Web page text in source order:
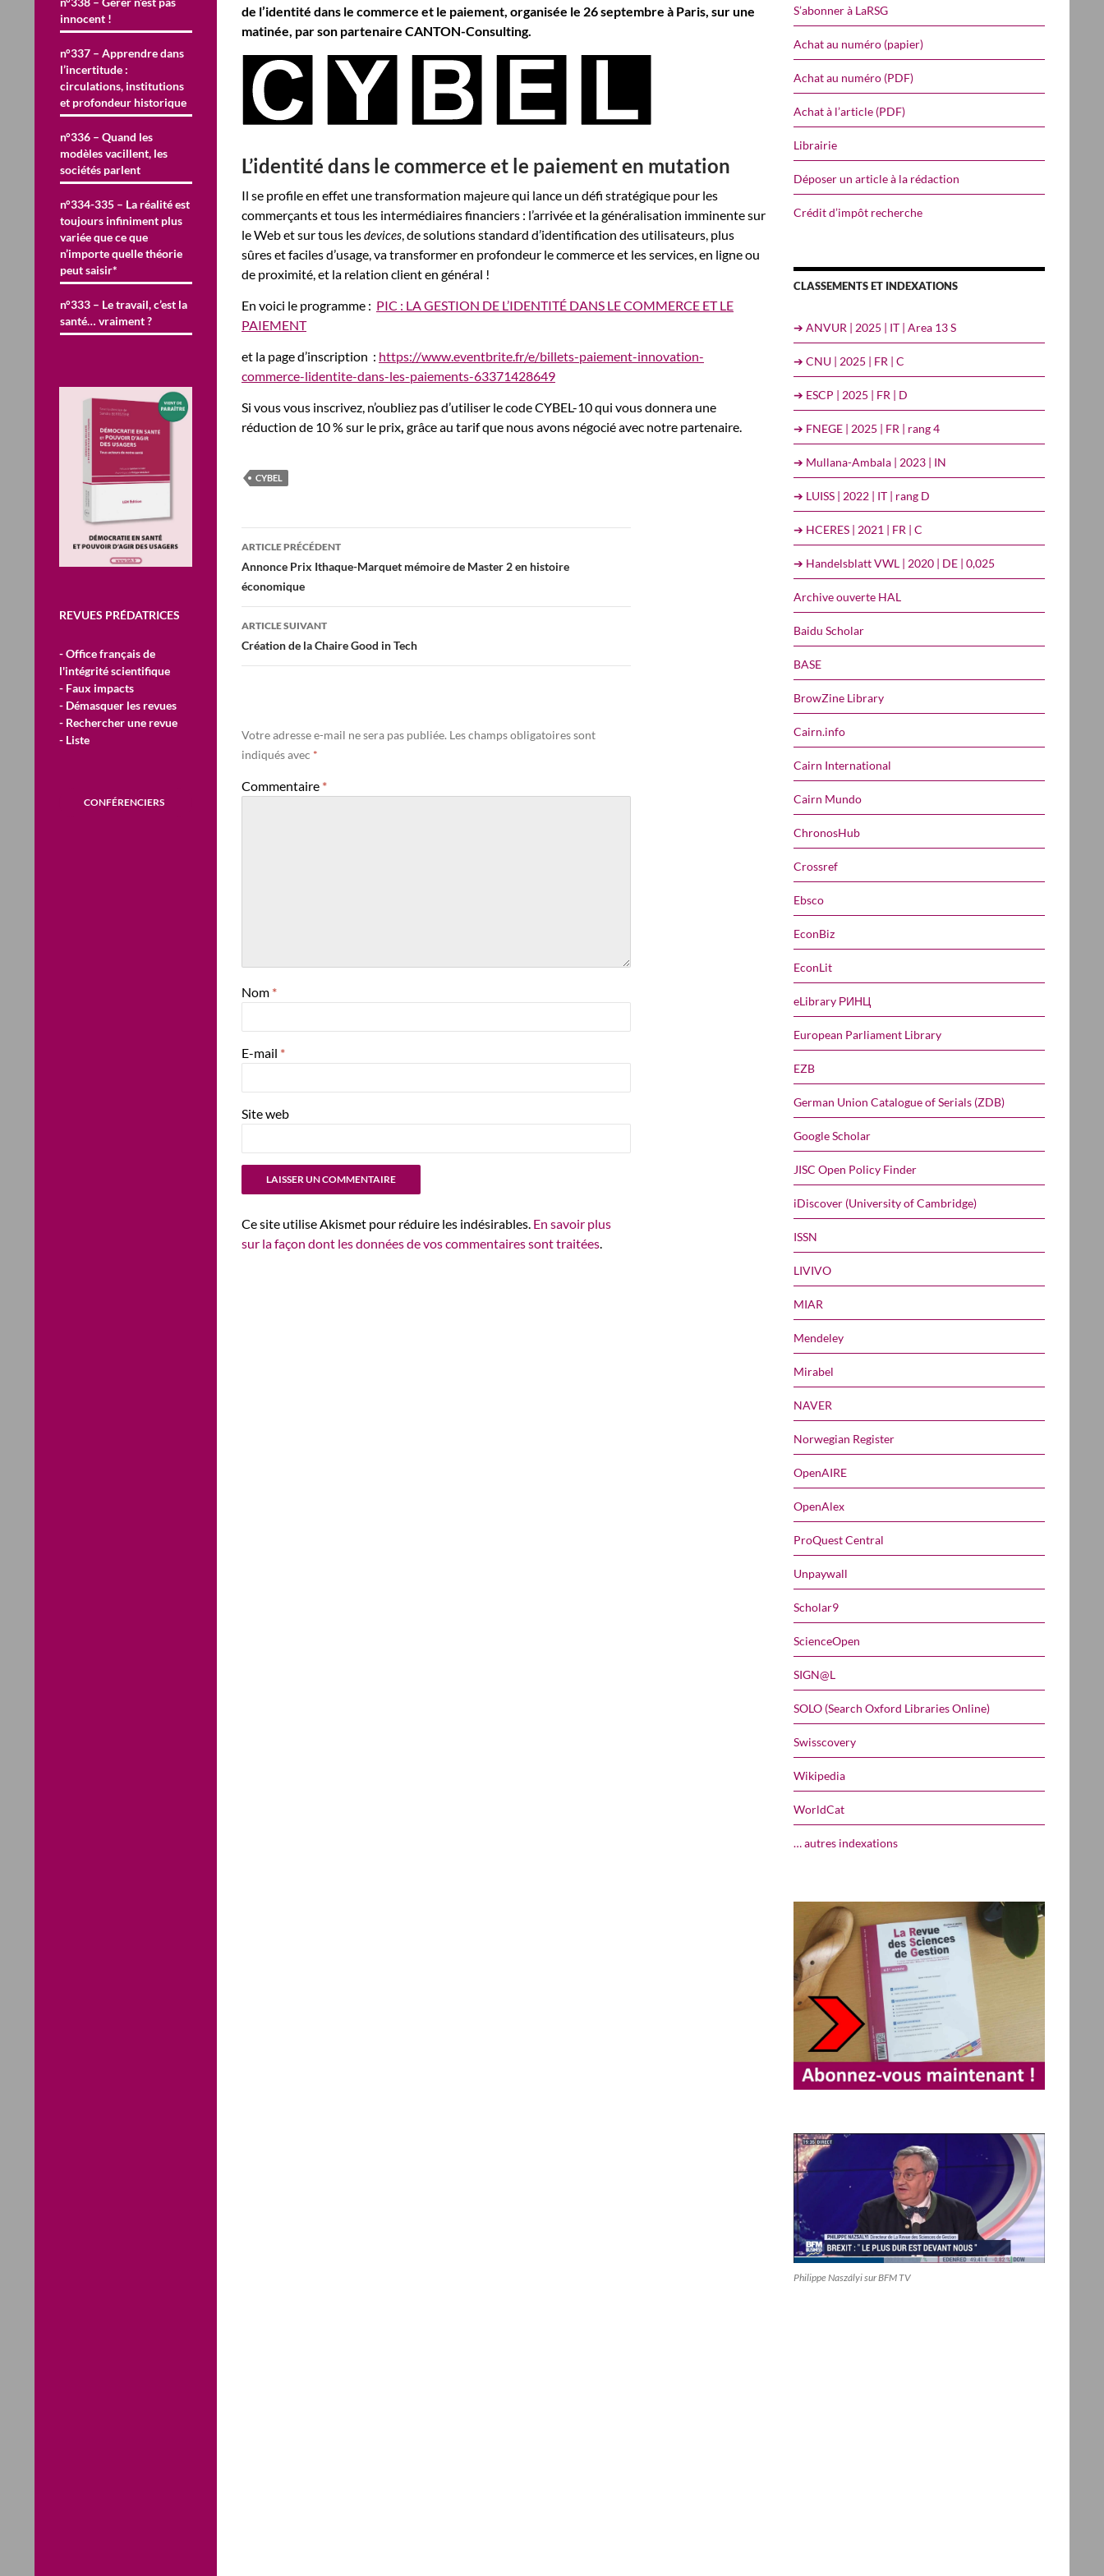
de l’identité dans le commerce et le paiement, organisée le 26 septembre à Paris, sur une
matinée, par son partenaire CANTON-Consulting.
L’identité dans le commerce et le paiement en mutation
Il se profile en effet une transformation majeure qui lance un défi stratégique pour les
commerçants et tous les intermédiaires financiers : l’arrivée et la généralisation imminente sur
le Web et sur tous lesdevices, de solutions standard d’identification des utilisateurs, plus
sûres et faciles d’usage, va transformer en profondeur le commerce et les services, en ligne ou
de proximité, et la relation client en général !
En voici le programme : PIC : LA GESTION DE L’IDENTITÉ DANS LE COMMERCE ET LE
PAIEMENT
et la page d’inscription : https://www.eventbrite.fr/e/billets-paiement-innovation-
commerce-lidentite-dans-les-paiements-63371428649
Si vous vous inscrivez, n’oubliez pas d’utiliser le code CYBEL-10 qui vous donnera une
réduction de 10 % sur le prix, grâce au tarif que nous avons négocié avec notre partenaire.
CYBEL
Navigation
des
articles
ARTICLE PRÉCÉDENT
Annonce Prix Ithaque-Marquet mémoire de Master 2 en histoire
économique
ARTICLE SUIVANT
Création de la Chaire Good in Tech
Votre adresse e-mail ne sera pas publiée. Les champs obligatoires sont
indiqués avec *
Commentaire *
Nom *
E-mail *
Site web
Ce site utilise Akismet pour réduire les indésirables. En savoir plus
sur la façon dont les données de vos commentaires sont traitées.
S’abonner à LaRSG
Achat au numéro (papier)
Achat au numéro (PDF)
Achat à l’article (PDF)
Librairie
Déposer un article à la rédaction
Crédit d’impôt recherche
CLASSEMENTS ET INDEXATIONS
➔ ANVUR | 2025 | IT | Area 13 S
➔ CNU | 2025 | FR | C
➔ ESCP | 2025 | FR | D
➔ FNEGE | 2025 | FR | rang 4
➔ Mullana-Ambala | 2023 | IN
➔ LUISS | 2022 | IT | rang D
➔ HCERES | 2021 | FR | C
➔ Handelsblatt VWL | 2020 | DE | 0,025
Archive ouverte HAL
Baidu Scholar
BASE
BrowZine Library
Cairn.info
Cairn International
Cairn Mundo
ChronosHub
Crossref
Ebsco
EconBiz
EconLit
eLibrary РИНЦ
European Parliament Library
EZB
German Union Catalogue of Serials (ZDB)
Google Scholar
JISC Open Policy Finder
iDiscover (University of Cambridge)
ISSN
LIVIVO
MIAR
Mendeley
Mirabel
NAVER
Norwegian Register
OpenAIRE
OpenAlex
ProQuest Central
Unpaywall
Scholar9
ScienceOpen
SIGN@L
SOLO (Search Oxford Libraries Online)
Swisscovery
Wikipedia
WorldCat
… autres indexations
Philippe Naszályi sur BFM TV
innocent !
n°337 – Apprendre dans
l’incertitude :
circulations, institutions
et profondeur historique
n°336 – Quand les
modèles vacillent, les
sociétés parlent
n°334-335 – La réalité est
toujours infiniment plus
variée que ce que
n’importe quelle théorie
peut saisir*
n°333 – Le travail, c’est la
santé… vraiment ?
REVUES PRÉDATRICES
- Office français de
l'intégrité scientifique
- Faux impacts
- Démasquer les revues
- Rechercher une revue
- Liste
CONFÉRENCIERS